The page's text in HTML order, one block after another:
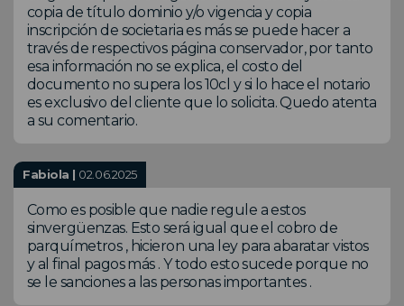
copia de título dominio y/o vigencia y copia
inscripción de societaria es más se puede hacer a
través de respectivos página conservador, por tanto
esa información no se explica, el costo del
documento no supera los 10cl y si lo hace el notario
es exclusivo del cliente que lo solicita. Quedo atenta
a su comentario.
Fabiola | 02.06.2025
Como es posible que nadie regule a estos
sinvergüenzas. Esto será igual que el cobro de
parquímetros , hicieron una ley para abaratar vistos
y al final pagos más . Y todo esto sucede porque no
se le sanciones a las personas importantes .